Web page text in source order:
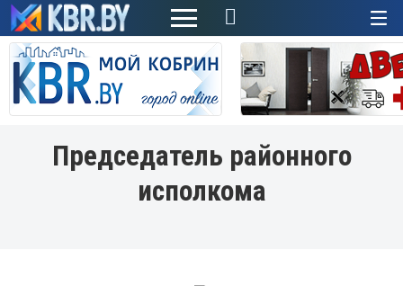
Председатель районного
исполкома